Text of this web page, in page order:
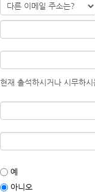
현재 출석하시거나 시무하
예
아니오